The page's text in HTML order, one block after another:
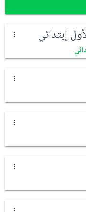
إبتدائي